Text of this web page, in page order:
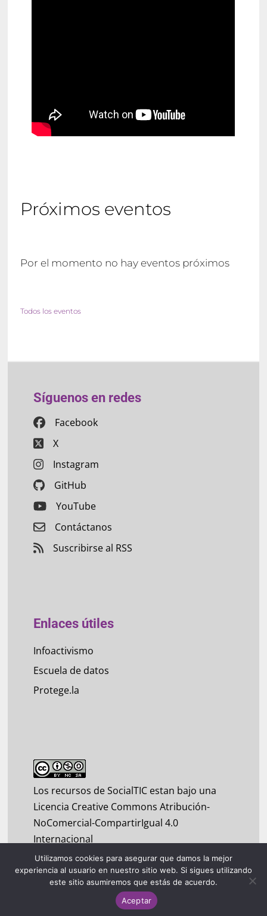
Próximos eventos
Por el momento no hay eventos próximos
Todos los eventos
Síguenos en redes
Facebook
X
Instagram
GitHub
YouTube
Contáctanos
Suscribirse al RSS
Enlaces útiles
Infoactivismo
Escuela de datos
Protege.la
Los recursos de SocialTIC estan bajo una
Licencia Creative Commons Atribución-
NoComercial-CompartirIgual 4.0
Internacional
Utilizamos cookies para asegurar que damos la mejor
experiencia al usuario en nuestro sitio web. Si sigues utilizando
este sitio asumiremos que estás de acuerdo.
Aceptar